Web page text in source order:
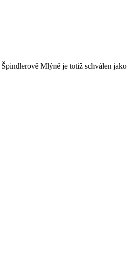
Mlýně je totiž schválen jako